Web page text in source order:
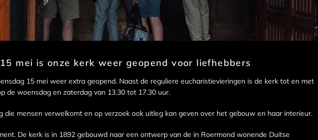
mei is onze kerk weer geopend voor liefhebbers
15 mei weer extra geopend. Naast de reguliere eucharistievieringen is de kerk tot en met
de woensdag en zaterdag van 13.30 tot 17.30 uur.
die mensen verwel­komt en op verzoek ook uitleg kan geven over het gebouw en haar interieur.
De kerk is in 1892 gebouwd naar een ontwerp van de in Roermond wonende Duitse